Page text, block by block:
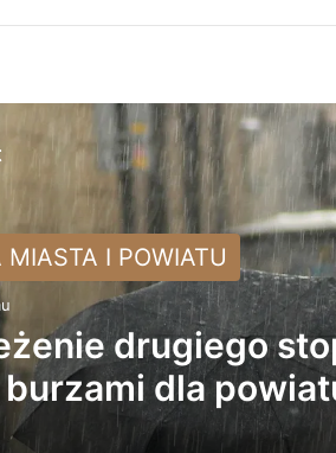
MIASTA I POWIATU
drugiego
dla